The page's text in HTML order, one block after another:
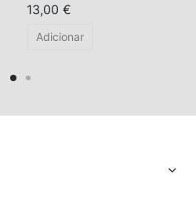
13,00 €
Adicionar